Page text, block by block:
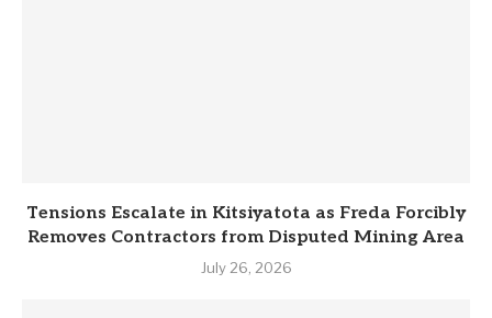
Tensions Escalate in Kitsiyatota as Freda Forcibly
Removes Contractors from Disputed Mining Area
July 26, 2026